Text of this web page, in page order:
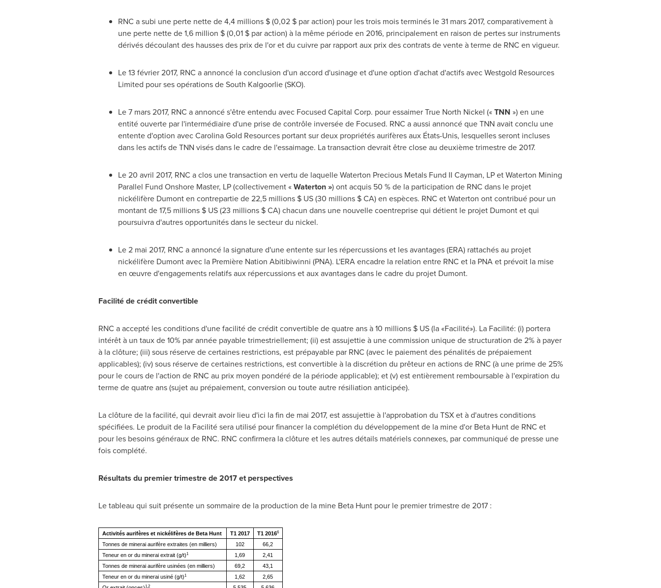
RNC a subi une perte nette de 4,4 millions $ (0,02 $ par action) pour les trois mois terminés le 31 mars 2017, comparativement à
une perte nette de 1,6 million $ (0,01 $ par action) à la même période en 2016, principalement en raison de pertes sur instruments
dérivés découlant des hausses des prix de l'or et du cuivre par rapport aux prix des contrats de vente à terme de RNC en vigueur.
Le 13 février 2017, RNC a annoncé la conclusion d'un accord d'usinage et d'une option d'achat d'actifs avec Westgold Resources
Limited pour ses opérations de South Kalgoorlie (SKO).
Le 7 mars 2017, RNC a annoncé s'être entendu avec Focused Capital Corp. pour essaimer True North Nickel («TNN ») en une
entité ouverte par l'intermédiaire d'une prise de contrôle inversée de Focused. RNC a aussi annoncé que TNN avait conclu une
entente d'option avec Carolina Gold Resources portant sur deux propriétés aurifères aux États-Unis, lesquelles seront incluses
dans les actifs de TNN visés dans le cadre de l'essaimage. La transaction devrait être close au deuxième trimestre de 2017.
Le 20 avril 2017, RNC a clos une transaction en vertu de laquelle Waterton Precious Metals Fund II Cayman, LP et Waterton Mining
Parallel Fund Onshore Master, LP (collectivement «Waterton ») ont acquis 50 % de la participation de RNC dans le projet
nickélifère Dumont en contrepartie de 22,5 millions $ US (30 millions $ CA) en espèces. RNC et Waterton ont contribué pour un
montant de 17,5 millions $ US (23 millions $ CA) chacun dans une nouvelle coentreprise qui détient le projet Dumont et qui
poursuivra d'autres opportunités dans le secteur du nickel.
Le 2 mai 2017, RNC a annoncé la signature d'une entente sur les répercussions et les avantages (ERA) rattachés au projet
nickélifère Dumont avec la Première Nation Abitibiwinni (PNA). L'ERA encadre la relation entre RNC et la PNA et prévoit la mise
en œuvre d'engagements relatifs aux répercussions et aux avantages dans le cadre du projet Dumont.
Facilité de crédit convertible
RNC a accepté les conditions d'une facilité de crédit convertible de quatre ans à 10 millions $ US (la «Facilité»). La Facilité: (i) portera
intérêt à un taux de 10% par année payable trimestriellement; (ii) est assujettie à une commission unique de structuration de 2% à payer
à la clôture; (iii) sous réserve de certaines restrictions, est prépayable par RNC (avec le paiement des pénalités de prépaiement
applicables); (iv) sous réserve de certaines restrictions, est convertible à la discrétion du prêteur en actions de RNC (à une prime de 25%
pour le cours de l'action de RNC au prix moyen pondéré de la période applicable); et (v) est entièrement remboursable à l'expiration du
terme de quatre ans (sujet au prépaiement, conversion ou toute autre résiliation anticipée).
La clôture de la facilité, qui devrait avoir lieu d'ici la fin de mai 2017, estassujettie à l'approbation du TSX et à d'autres conditions
spécifiées. Le produit de la Facilité sera utilisé pour financer la complétion du développement de la mine d'or Beta Hunt de RNC et
pour les besoins généraux de RNC. RNC confirmera la clôture et les autres détails matériels connexes, par communiqué de presse une
fois complété.
Résultats du premier trimestre de2017 etperspectives
Le tableau qui suit présente un sommaire de la production de la mine Beta Hunt pour le premier trimestre de 2017 :
Activités aurifères et nickélifères de Beta Hunt T1 2017 T1 20166
Tonnes de minerai aurifère extraites (en milliers) 102
66,2
Teneur en or du minerai extrait (g/t)1 1,69
2,41
Tonnes de minerai aurifère usinées (en milliers)
69,2
43,1
Teneur en or du minerai usiné (g/t)1 1,62
2,65
1,2